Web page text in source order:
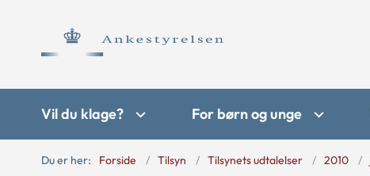
Vil du klage? For børn og unge
Du er her: Forside Tilsyn Tilsynets udtalelser 2010